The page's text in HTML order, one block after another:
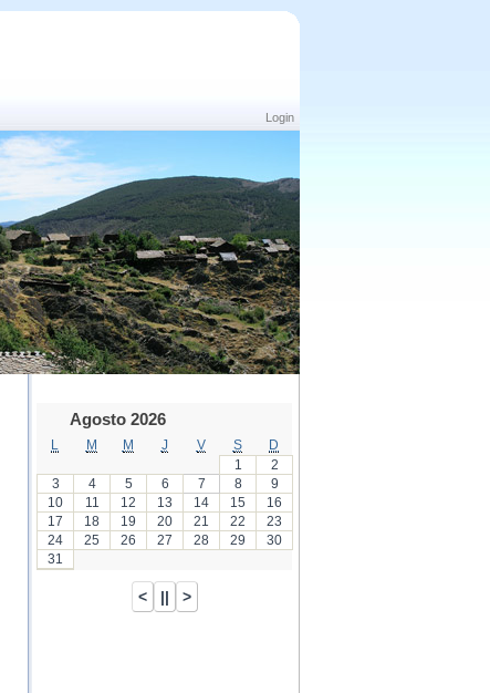
Login
Agosto 2026
M M J V S
D
1
2
3
4 5 6 7 8
9
10
11 12 13 14 15
16
17
18 19 20 21 22
23
24
25 26 27 28 29
30
31